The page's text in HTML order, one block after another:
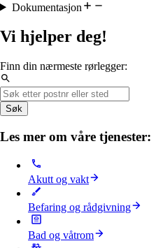
Dokumentasjon
Vi hjelper deg!
Finn din nærmeste rørlegger:
Søk
Les mer om våre tjenester:
Akutt og vakt
Befaring og rådgivning
Bad og våtrom